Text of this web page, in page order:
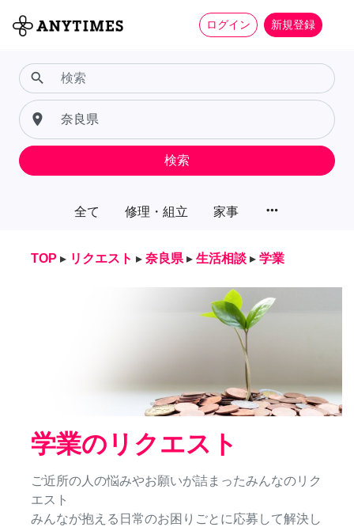
ログイン 新規登録
全て 修理・組立 家事 more_horiz
search
place
検索
TOP ▸ リクエスト ▸ 奈良県 ▸ 生活相談 ▸ 学業
学業のリクエスト
ご近所の人の悩みやお願いが詰まったみんなのリク
エスト
みんなが抱える日常のお困りごとに応募して解決し